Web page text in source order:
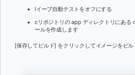
lイーブ自動テストをオフにする
cリポジトリの app ディレクトリにある
ールを作成します
[保存してビルド] をクリックしてイメージをビル